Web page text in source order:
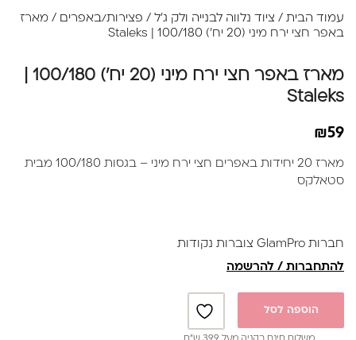
עמוד הבית / ציוד נלווה לבנייה ולק ג׳ל / פצירות/באפרים / מארז
באפר חצי ירח מיני (20 יח') 100/180 | Staleks
Staleks
₪59
מארז 20 יחידות באפרים חצי ירח מיני – בגסות 100/180 מבית
סטאלקס
חברות GlamPro צוברות נקודות
להתחברות / להרשמה
הוספה לסל